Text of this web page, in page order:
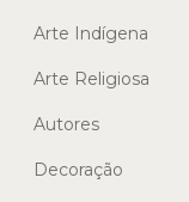
Arte Indígena
Arte Religiosa
Autores
Decoração